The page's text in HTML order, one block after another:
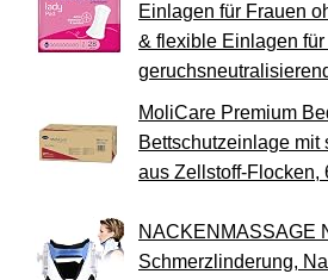
Einlagen für Frauen
& flexible Einlagen
MoliCare Premium
Bettschutzeinlage mit
aus Zellstoff-Flocken,
NACKENMASSAGE
Schmerzlinderung,